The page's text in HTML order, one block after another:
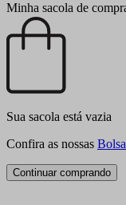
Minha sacola de
Sua sacola está vazia
Confira as nossas
Continuar comprando